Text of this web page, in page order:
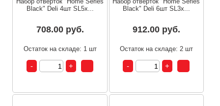
Black" Deli 4шт SL5x...
708.00 руб.
Остаток на складе: 1 шт
Black" Deli 6шт SL3x...
912.00 руб.
Остаток на складе: 2 шт